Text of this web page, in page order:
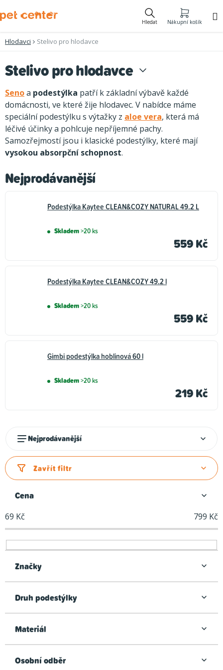
na
Hledat Nákupní košík
Hlodavci Stelivo pro hlodavce
Stelivo pro hlodavce
Senoa podestýlka patří k základní výbavě každé
domácnosti, ve které žije hlodavec. V nabídce máme
speciální podestýlku s výtažky z aloe vera, která má
léčivé účinky a pohlcuje nepříjemné pachy.
Samozřejmostí jsou i klasické podestýlky, které mají
vysokou absorpční schopnost.
Nejprodávanější
Podestýlka Kaytee CLEAN&COZY NATURAL 49.2 L
Skladem>20 ks
559 Kč
Podestýlka Kaytee CLEAN&COZY 49.2 l
Skladem>20 ks
559 Kč
Gimbi podestýlka hoblinová 60 l
Skladem>20 ks
219 Kč
z
e
í
p
r
o
u
t
Nejprodávanější
Zavřít filtr
Cena
69 Kč 799 Kč
Značky
Druh podestýlky
Materiál
Osobní odběr